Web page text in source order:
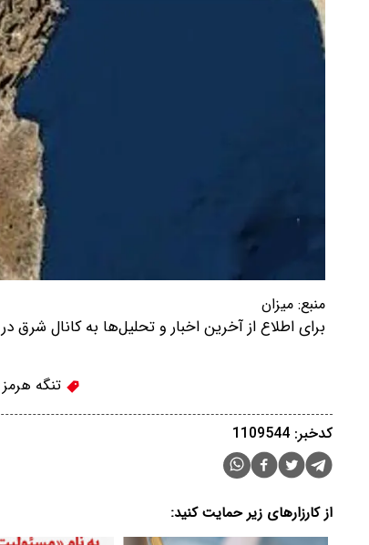
منبع: میزان
برای اطلاع از آخرین اخبار و تحلیل‌ها به کانال شرق در
تنگه هرمز
کدخبر: 1109544
از کارزارهای زیر حمایت کنید: